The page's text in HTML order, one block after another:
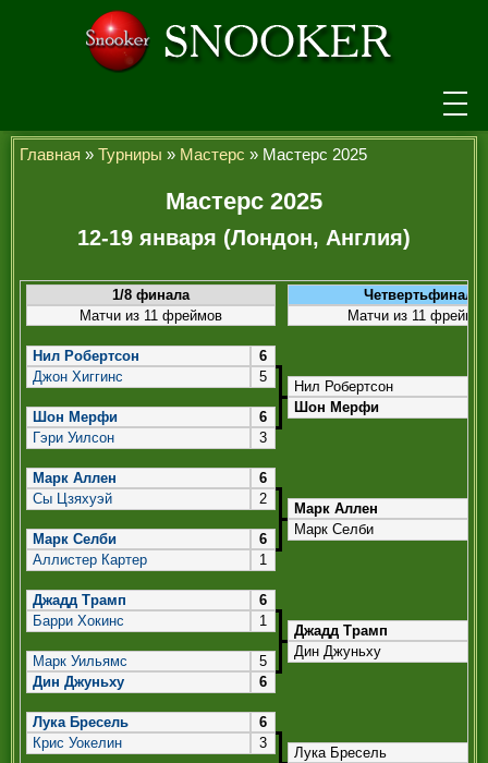
НОВОСТИ
ТУРНИРЫ
РЕЙТИНГ
ИГРОКИ
СЕНЧУРИ БРЕЙКИ
МАКСИМАЛЬНЫЕ БРЕЙКИ
ЧЕМПИОНЫ МИРА
ЛЕГЕНДЫ СНУКЕРА
РЕФЕРИ
Главная » Турниры » Мастерс » Мастерс 2025
Мастерс 2025
12-19 января (Лондон, Англия)
1/8 финала
Четвертьфинал
Матчи из 11 фреймов
Матчи из 11
Нил Робертсон
6
Джон Хиггинс
5
Нил Робертсон
Шон Мерфи
Шон Мерфи
6
Гэри Уилсон
3
Марк Аллен
6
Сы Цзяхуэй
2
Марк Аллен
Марк Селби
Марк Селби
6
Аллистер Картер
1
Джадд Трамп
6
Барри Хокинс
1
Джадд Трамп
Дин Джуньху
Марк Уильямс
5
Дин Джуньху
6
Лука Бресель
6
Крис Уокелин
3
Лука Бресель